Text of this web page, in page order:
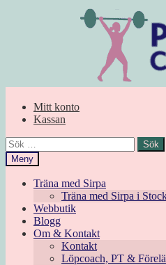
Mitt konto
Kassan
Sök
efter:
Meny
Träna med Sirpa
Träna med Sirpa i
Webbutik
Blogg
Om & Kontakt
Kontakt
Löpcoach, PT &